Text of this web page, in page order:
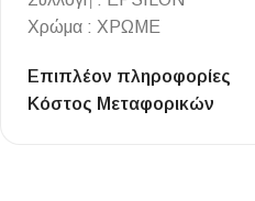
Χρώμα : ΧΡΩΜΕ
Επιπλέον πληροφορίες
Κόστος Μεταφορικών